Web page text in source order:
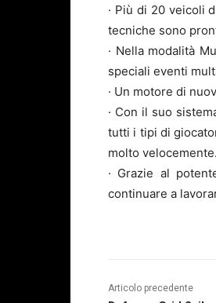
· Più di 20 veicoli
tecniche sono
· Nella modalità
speciali eventi
· Un motore di
· Con il suo
tutti i tipi di
molto velocemente.
· Grazie al
continuare a
Articolo precedente